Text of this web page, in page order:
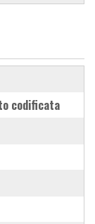
codificata